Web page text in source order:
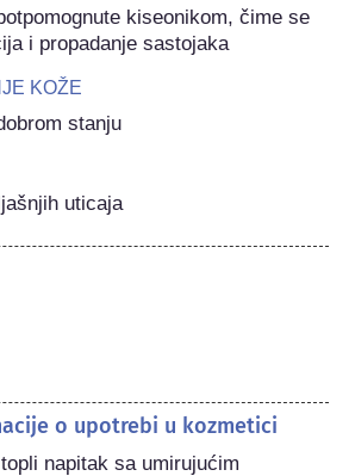
kiseonikom, čime se
i propadanje sastojaka
KOŽE
stanju
uticaja
o upotrebi u kozmetici
napitak sa umirujućim